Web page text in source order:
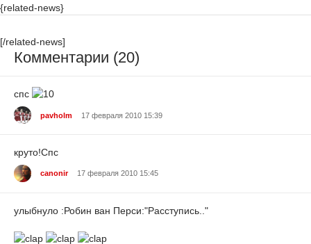
{related-news}
[/related-news]
Комментарии (20)
спс
pavholm 17 февраля 2010 15:39
круто!Спс
canonir 17 февраля 2010 15:45
улыбнуло :Робин ван Перси:"Расступись.."